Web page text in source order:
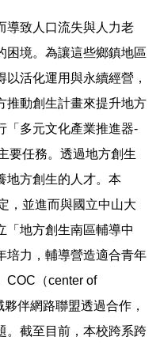
導致人口流失與人力老
困境。為讓這些鄉鎮地區
活化運用與永續經營，
推動創生計畫來提升地方
「多元文化產業推進器-
要任務。透過地方創生
地方創生的人才。本
，並進而與國立中山大
「地方創生南區輔導中
培力，輔導營造適合青年
COC（center of
伴網路聯盟透過合作，
。截至目前，本校跨系跨